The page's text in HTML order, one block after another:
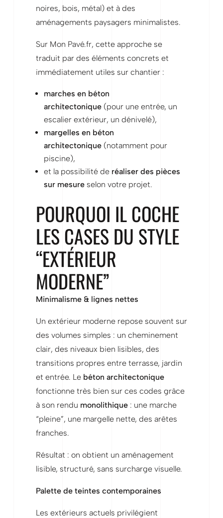
noires, bois, métal) et à des
aménagements paysagers minimalistes.
Sur Mon Pavé.fr, cette approche se
traduit par des éléments concrets et
immédiatement utiles sur chantier :
marches en béton
architectonique(pour une entrée, un
escalier extérieur, un dénivelé),
margelles en béton
architectonique(notamment pour
piscine),
et la possibilité de réaliser des pièces
sur mesureselon votre projet.
POURQUOI IL COCHE
LES CASES DU STYLE
“EXTÉRIEUR
MODERNE”
Minimalisme & lignes nettes
Un extérieur moderne repose souvent sur
des volumes simples : un cheminement
clair, des niveaux bien lisibles, des
transitions propres entre terrasse, jardin
et entrée. Le béton architectonique
fonctionne très bien sur ces codes grâce
à son rendu monolithique: une marche
“pleine”, une margelle nette, des arêtes
franches.
Résultat : on obtient un aménagement
lisible, structuré, sans surcharge visuelle.
Palette de teintes contemporaines
Les extérieurs actuels privilégient